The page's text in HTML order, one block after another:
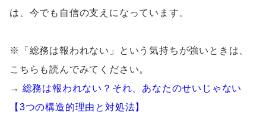
は、今でも自信の支えになっています。
※「総務は報われない」という気持ちが強いときは、
こちらも読んでみてください。
→ 総務は報われない？それ、あなたのせいじゃない
【3つの構造的理由と対処法】